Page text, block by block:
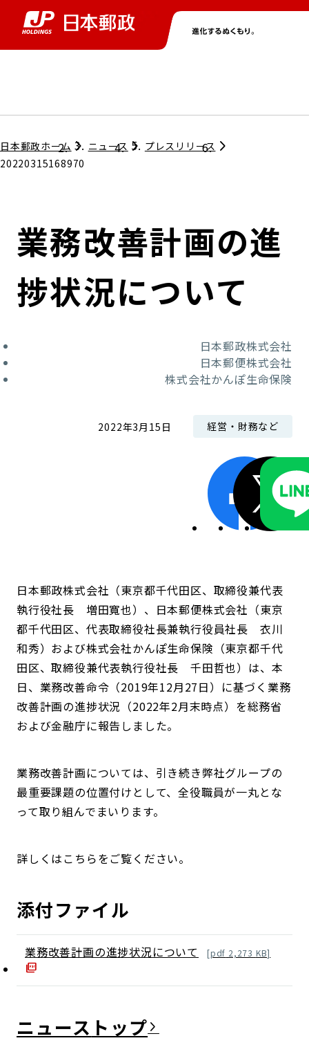
グループ情報トップ
コンプライアンス
ガバナンス
株主・投資家情報トップ
個人投資家のみなさまへ
株式情報
ニューストップ
サステナビリティトップ
担当役員メッセージ
サステナビリティマネジメント
採用情報トップ
日本郵政ホーム ニュース
プレスリリース
20220315168970
業務改善計画の進
捗状況について
日本郵政株式会社
日本郵便株式会社
株式会社かんぽ生命保険
2022年3月15日 経営・財務など
日本郵政株式会社（東京都千代田区、取締役兼代表
執行役社長 増田寬也）、日本郵便株式会社（東京
都千代田区、代表取締役社長兼執行役員社長 衣川
和秀）および株式会社かんぽ生命保険（東京都千代
田区、取締役兼代表執行役社長 千田哲也）は、本
日、業務改善命令（2019年12月27日）に基づく業務
改善計画の進捗状況（2022年2月末時点）を総務省
および金融庁に報告しました。
業務改善計画については、引き続き弊社グループの
最重要課題の位置付けとして、全役職員が一丸とな
って取り組んでまいります。
詳しくはこちらをご覧ください。
添付ファイル
業務改善計画の進捗状況について [pdf 2,273 KB]
ニュース